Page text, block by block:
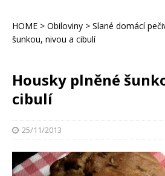
HOME > Obiloviny > Slané domácí
šunkou, nivou a cibulí
Housky plněné
cibulí
25/11/2013